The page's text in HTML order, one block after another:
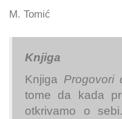
M. Tomić
Knjiga
Knjiga Progovori
tome da kada
otkrivamo o